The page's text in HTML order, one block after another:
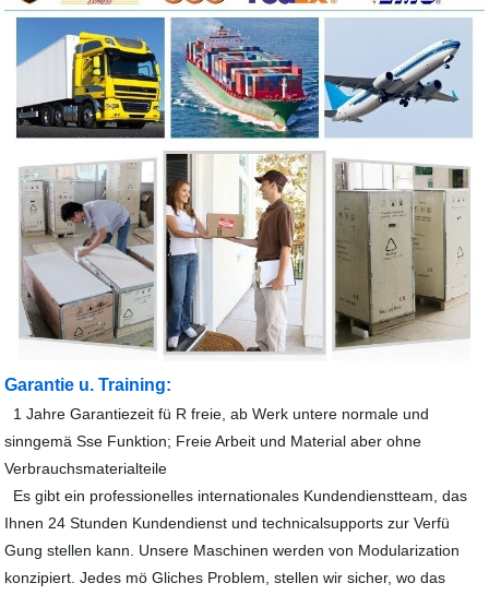
Garantie u. Training:
1 Jahre Garantiezeit fü R freie, ab Werk untere normale und
sinngemä Sse Funktion; Freie Arbeit und Material aber ohne
Verbrauchsmaterialteile
Es gibt ein professionelles internationales Kundendienstteam, das
Ihnen 24 Stunden Kundendienst und technicalsupports zur Verfü
Gung stellen kann. Unsere Maschinen werden von Modularization
konzipiert. Jedes mö Gliches Problem, stellen wir sicher, wo das